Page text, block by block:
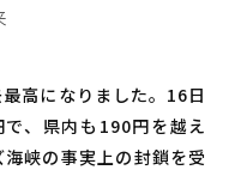
高になりました。16日
、県内も190円を越え
峡の事実上の封鎖を受